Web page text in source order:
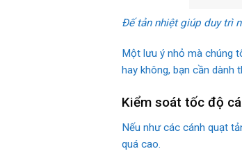
Đế tản nhiệt giúp duy trì
Một lưu ý nhỏ mà chúng
hay không, bạn cần dành
Kiểm soát tốc độ
Nếu như các cánh quạt
quá cao.